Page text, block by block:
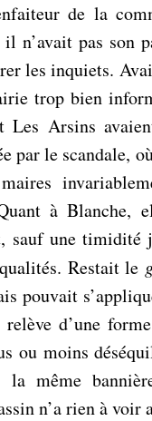
de la
n’avait pas son
les inquiets.
trop bien
Arsins
par le scandale,
à Blanche,
sauf une timidité
Restait le
pouvait
d’une
ou moins
même
n’a rien à voir